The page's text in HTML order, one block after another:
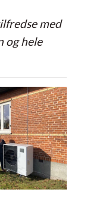
med
og hele